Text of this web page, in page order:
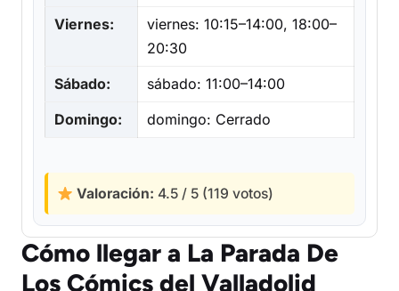
Viernes:
viernes: 10:15–14:00, 18:00–
20:30
Sábado:
sábado: 11:00–14:00
Domingo:
domingo: Cerrado
Valoración: 4.5 / 5 (119 votos)
Cómo llegar a La Parada De
Los Cómics del Valladolid